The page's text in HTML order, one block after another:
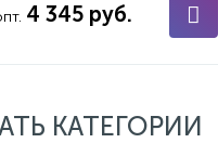
4 345 руб.
КАТЕГОРИИ